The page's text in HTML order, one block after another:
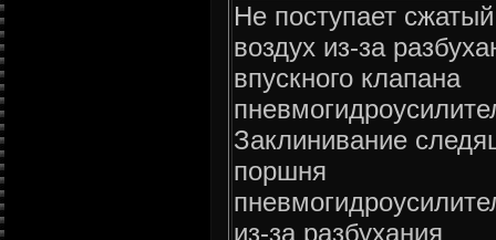
Не поступает сжатый
воздух из-за
впускного клапана
Заклинивание
поршня
из-за разбухания